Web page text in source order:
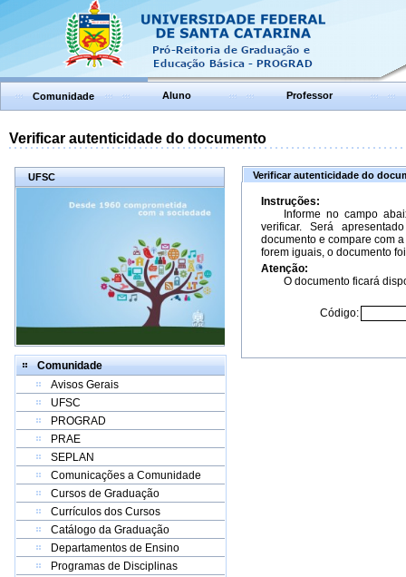
Comunidade Aluno Professor
Verificar autenticidade do documento
UFSC
Comunidade
Avisos Gerais
UFSC
PROGRAD
PRAE
SEPLAN
Comunicações a Comunidade
Cursos de Graduação
Currículos dos Cursos
Catálogo da Graduação
Departamentos de Ensino
Programas de Disciplinas
Verificar autenticidade do
Instruções:
Informe no campo
verificar. Será
documento e compare com
forem iguais, o documento
Atenção:
O documento ficará
Código: